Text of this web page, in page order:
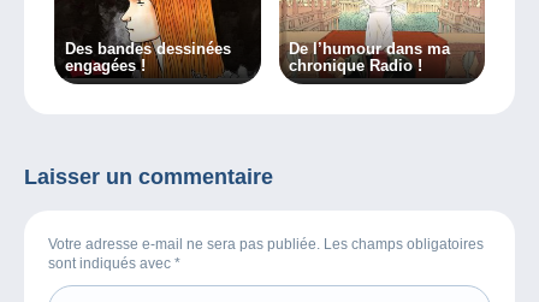
Des bandes dessinées
engagées !
De l’humour dans ma
chronique Radio !
Laisser un commentaire
Votre adresse e-mail ne sera pas publiée. Les champs obligatoires
sont indiqués avec *